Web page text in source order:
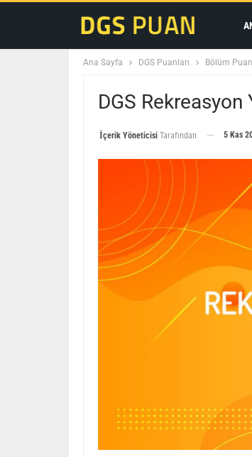
Ana Sayfa DGS Puanları Bölüm
DGS
İçerik Yöneticisi Tarafından 5 Kas